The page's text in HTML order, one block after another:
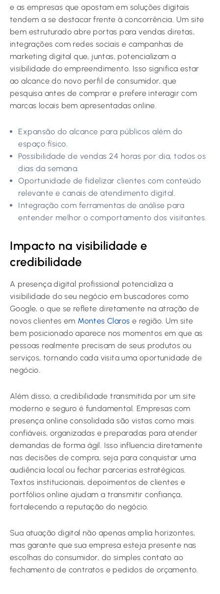
e as empresas que apostam em soluções digitais
tendem a se destacar frente à concorrência. Um site
bem estruturado abre portas para vendas diretas,
integrações com redes sociais e campanhas de
marketing digital que, juntas, potencializam a
visibilidade do empreendimento. Isso significa estar
ao alcance do novo perfil de consumidor, que
pesquisa antes de comprar e prefere interagir com
marcas locais bem apresentadas online.
Expansão do alcance para públicos além do
espaço físico.
Possibilidade de vendas 24 horas por dia, todos os
dias da semana.
Oportunidade de fidelizar clientes com conteúdo
relevante e canais de atendimento digital.
Integração com ferramentas de análise para
entender melhor o comportamento dos visitantes.
Impacto na visibilidade e
credibilidade
A presença digital profissional potencializa a
visibilidade do seu negócio em buscadores como
Google, o que se reflete diretamente na atração de
novos clientes em Montes Claros e região. Um site
bem posicionado aparece nos momentos em que as
pessoas realmente precisam de seus produtos ou
serviços, tornando cada visita uma oportunidade de
negócio.
Além disso, a credibilidade transmitida por um site
moderno e seguro é fundamental. Empresas com
presença online consolidada são vistas como mais
confiáveis, organizadas e preparadas para atender
demandas de forma ágil. Isso influencia diretamente
nas decisões de compra, seja para conquistar uma
audiência local ou fechar parcerias estratégicas.
Textos institucionais, depoimentos de clientes e
portfólios online ajudam a transmitir confiança,
fortalecendo a reputação do negócio.
Sua atuação digital não apenas amplia horizontes,
mas garante que sua empresa esteja presente nas
escolhas do consumidor, do simples contato ao
fechamento de contratos e pedidos de orçamento.